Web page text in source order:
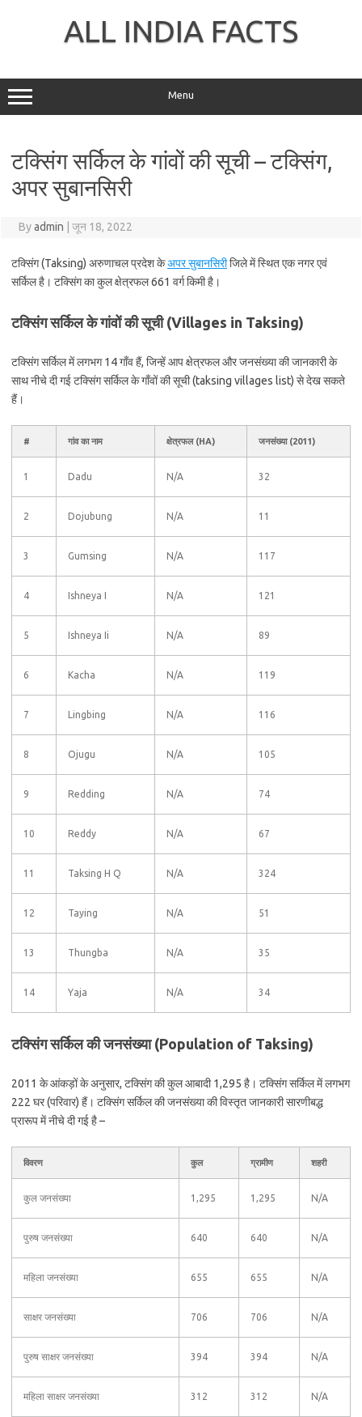
ALL INDIA FACTS
Menu
टक्सिंग सर्किल के गांवों की सूची – टक्सिंग,
अपर सुबानसिरी
Byadmin जून 18, 2022
टक्सिंग (Taksing) अरुणाचल प्रदेश केअपर सुबानसिरीजिले में स्थित एक नगर एवं
सर्किल है। टक्सिंग का कुल क्षेत्रफल 661 वर्ग किमी है।
टक्सिंग सर्किल के गांवों की सूची (Villages in Taksing)
टक्सिंग सर्किल में लगभग 14 गाँव हैं, जिन्हें आप क्षेत्रफल और जनसंख्या की जानकारी के
साथ नीचे दी गई टक्सिंग सर्किल के गाँवों की सूची (taksing villages list) से देख सकते
हैं।
# गांव का नाम क्षेत्रफल (HA) जनसंख्या (2011)
1 Dadu N/A 32
2 Dojubung N/A 11
3 Gumsing N/A 117
4 Ishneya I N/A 121
5 Ishneya Ii N/A 89
6 Kacha N/A 119
7 Lingbing N/A 116
8 Ojugu N/A 105
9 Redding N/A 74
10 Reddy N/A 67
11 Taksing H Q N/A 324
12 Taying N/A 51
13 Thungba N/A 35
14 Yaja N/A 34
टक्सिंग सर्किल की जनसंख्या (Population of Taksing)
2011 के आंकड़ों के अनुसार, टक्सिंग की कुल आबादी 1,295 है। टक्सिंग सर्किल में लगभग
222 घर (परिवार) हैं। टक्सिंग सर्किल की जनसंख्या की विस्तृत जानकारी सारणीबद्ध
प्रारूप में नीचे दी गई है –
विवरण कुल ग्रामीण शहरी
कुल जनसंख्या 1,295 1,295 N/A
पुरुष जनसंख्या 640 640 N/A
महिला जनसंख्या 655 655 N/A
साक्षर जनसंख्या 706 706 N/A
पुरुष साक्षर जनसंख्या 394 394 N/A
महिला साक्षर जनसंख्या 312 312 N/A